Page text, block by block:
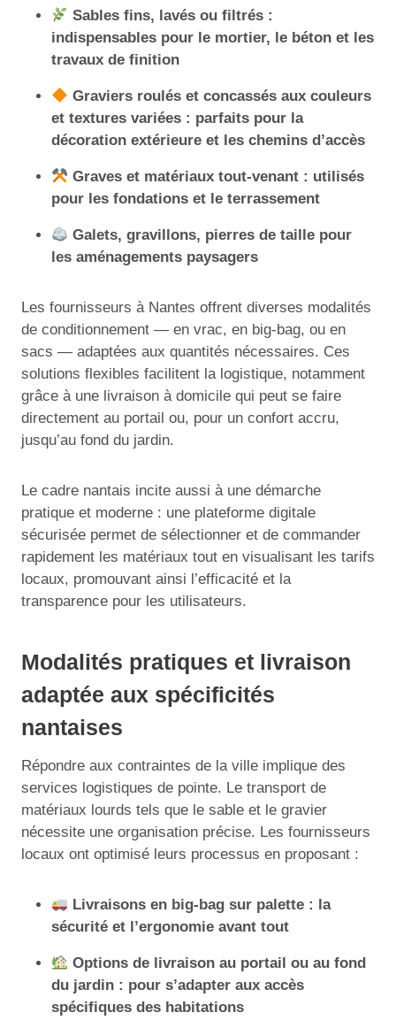
Sables fins, lavés ou filtrés :
indispensables pour le mortier, le béton et les
travaux de finition
Graviers roulés et concassés aux couleurs
et textures variées : parfaits pour la
décoration extérieure et les chemins d’accès
Graves et matériaux tout-venant : utilisés
pour les fondations et le terrassement
Galets, gravillons, pierres de taille pour
les aménagements paysagers
Les fournisseurs à Nantes offrent diverses modalités
de conditionnement — en vrac, en big-bag, ou en
sacs — adaptées aux quantités nécessaires. Ces
solutions flexibles facilitent la logistique, notamment
grâce à une livraison à domicile qui peut se faire
directement au portail ou, pour un confort accru,
jusqu’au fond du jardin.
Le cadre nantais incite aussi à une démarche
pratique et moderne : une plateforme digitale
sécurisée permet de sélectionner et de commander
rapidement les matériaux tout en visualisant les tarifs
locaux, promouvant ainsi l’efficacité et la
transparence pour les utilisateurs.
Modalités pratiques et livraison
adaptée aux spécificités
nantaises
Répondre aux contraintes de la ville implique des
services logistiques de pointe. Le transport de
matériaux lourds tels que le sable et le gravier
nécessite une organisation précise. Les fournisseurs
locaux ont optimisé leurs processus en proposant :
Livraisons en big-bag sur palette : la
sécurité et l’ergonomie avant tout
Options de livraison au portail ou au fond
du jardin : pour s’adapter aux accès
spécifiques des habitations